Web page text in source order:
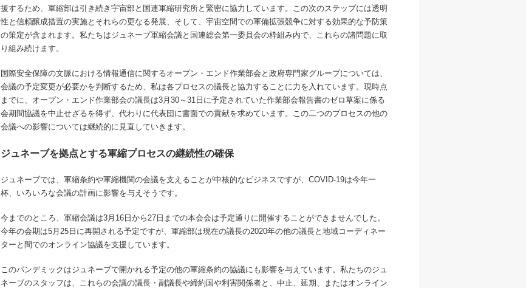
援するため、軍縮部は引き続き宇宙部と国連軍縮研究所と緊密に協力しています。この次のステップには透明
性と信頼醸成措置の実施とそれらの更なる発展、そして、宇宙空間での軍備拡張競争に対する効果的な予防策
の策定が含まれます。私たちはジュネーブ軍縮会議と国連総会第一委員会の枠組み内で、これらの諸問題に取
り組み続けます。
国際安全保障の文脈における情報通信に関するオープン・エンド作業部会と政府専門家グループについては、
会議の予定変更が必要かを判断するため、私は各プロセスの議長と協力することに力を入れています。現時点
までに、オープン・エンド作業部会の議長は3 月 30～ 31 日に予定されていた作業部会報告書のゼロ草案に係る
会期間協議を中止せざるを得ず、代わりに代表団に書面での貢献を求めています。この二つのプロセスの他の
会議への影響については継続的に見直していきます。
ジュネーブを拠点とする軍縮プロセスの継続性の確保
ジュネーブでは、軍縮条約や軍縮機関の会議を支えることが中核的なビジネスですが、COVID-19は今年一
杯、いろいろな会議の計画に影響を与えそうです。
今までのところ、軍縮会議は3 月 16日から 27日までの本会会は予定通りに開催することができませんでした。
今年の会期は5 月 25日に再開される予定ですが、軍縮部は現在の議長の2020年の他の議長と地域コーディネー
ターと間でのオンライン協議を支援しています。
このパンデミックはジュネーブで開かれる予定の他の軍縮条約の協議にも影響を与えています。私たちのジュ
ネーブのスタッフは、これらの会議の議長・副議長や締約国や利害関係者と、中止、延期、またはオンライン